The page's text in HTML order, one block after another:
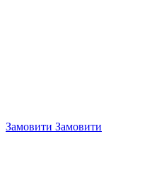
Замовити Замовити